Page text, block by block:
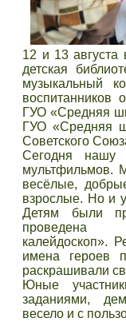
12 и 13
детская
музыкальный
воспитанников
ГУО «Средняя
ГУО «Средняя
Советского
Сегодня нашу
мультфильмов.
весёлые,
взрослые. Но и
Детям были
проведена
калейдоскоп».
имена героев
раскрашивали
Юные
заданиями,
весело и с